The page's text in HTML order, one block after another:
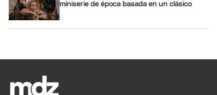
miniserie de época basada en un clásico